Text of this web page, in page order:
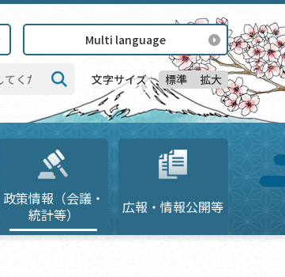
Multi language
検索 文字サイズ 標準 拡大
政策情報（会議・
統計等）
広報・情報公開等